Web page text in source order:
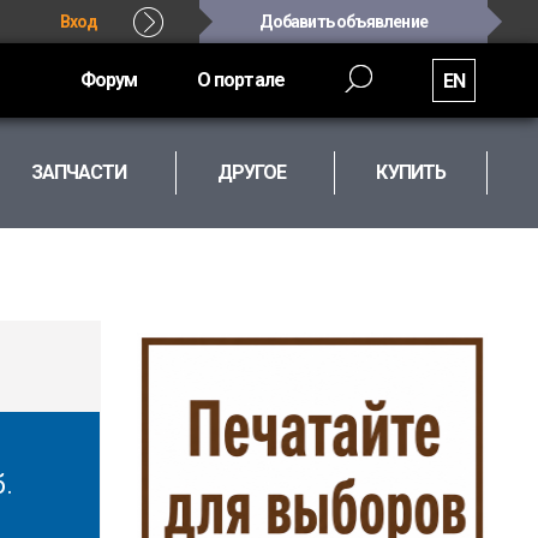
Вход Добавить объявление
Форум О портале EN
ЗАПЧАСТИ ДРУГОЕ КУПИТЬ